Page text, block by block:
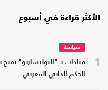
الأكثر قراءة في أسبوع
1
سياسة
قيادات بـ "البوليساريو"
الحكم الذاتي المغربي